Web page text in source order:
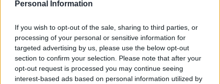
Personal Information
If you wish to opt-out of the sale, sharing to third parties, or
processing of your personal or sensitive information for
targeted advertising by us, please use the below opt-out
section to confirm your selection. Please note that after your
opt-out request is processed you may continue seeing
interest-based ads based on personal information utilized by
αίθριος καιρός
16 km/h
Ν-ΝΔ
25°/27°
06:17
20:08